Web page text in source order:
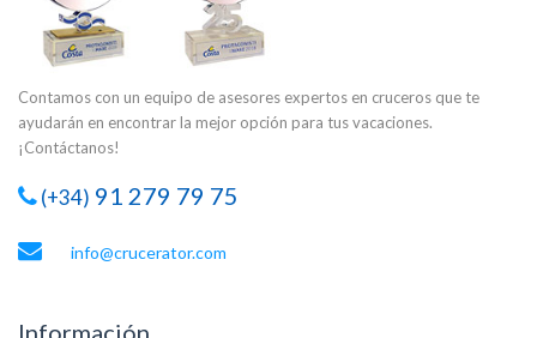
Contamos con un equipo de asesores expertos en cruceros que te
ayudarán en encontrar la mejor opción para tus vacaciones.
¡Contáctanos!
(+34) 91 279 79 75
info@crucerator.com
Información